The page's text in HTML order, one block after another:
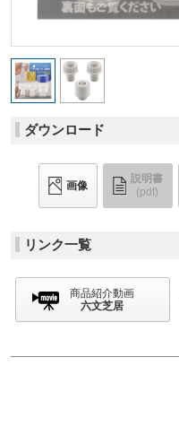
ダウンロード
画像
説明書
(pdf)
リンク一覧
商品紹介動画
六文芝居